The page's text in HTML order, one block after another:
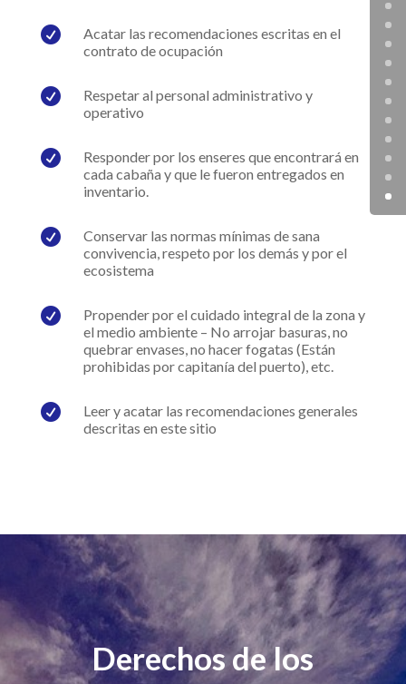

Acatar las recomendaciones escritas en el
contrato de ocupación

Respetar al personal administrativo y
operativo

Responder por los enseres que encontrará en
cada cabaña y que le fueron entregados en
inventario.

Conservar las normas mínimas de sana
convivencia, respeto por los demás y por el
ecosistema

Propender por el cuidado integral de la zona y
el medio ambiente – No arrojar basuras, no
quebrar envases, no hacer fogatas (Están
prohibidas por capitanía del puerto), etc.

Leer y acatar las recomendaciones generales
descritas en este sitio
Derechos de los